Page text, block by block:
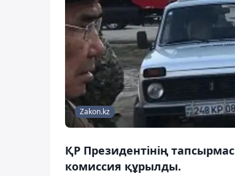
Zakon.kz
ҚР Президентінің
комиссия құрылды.